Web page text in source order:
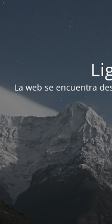
La web se encuentra